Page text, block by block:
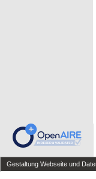
Gestaltung Webseite und